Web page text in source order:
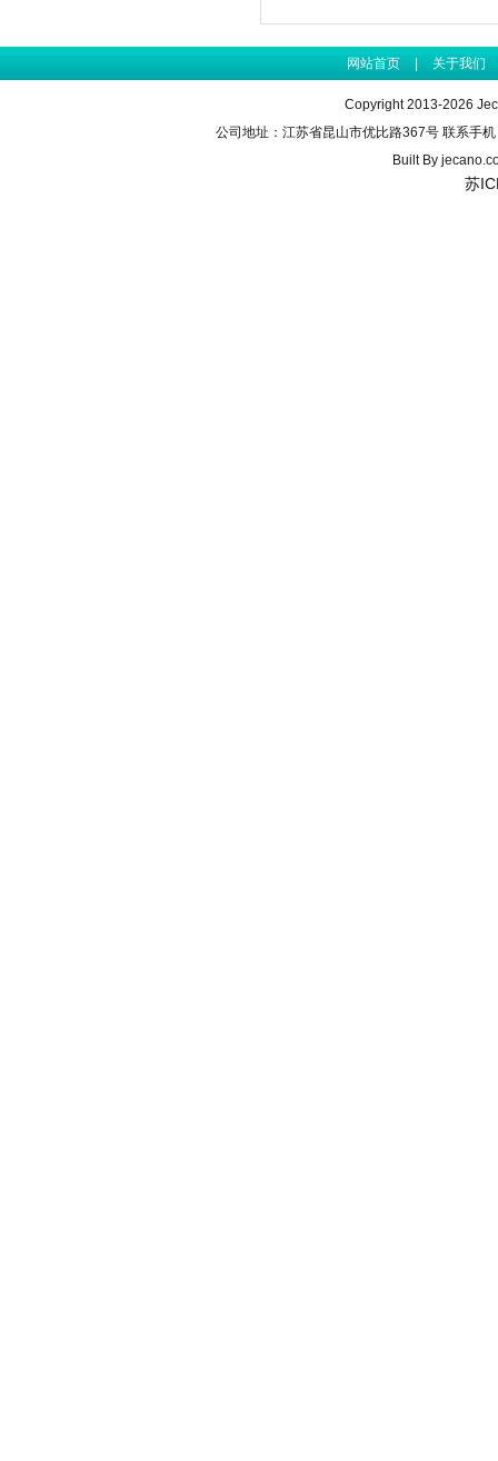
网站首页 关于我们
Copyright 2013-2026
公司地址：江苏省昆山市优比路367号 联系手
Built By
苏